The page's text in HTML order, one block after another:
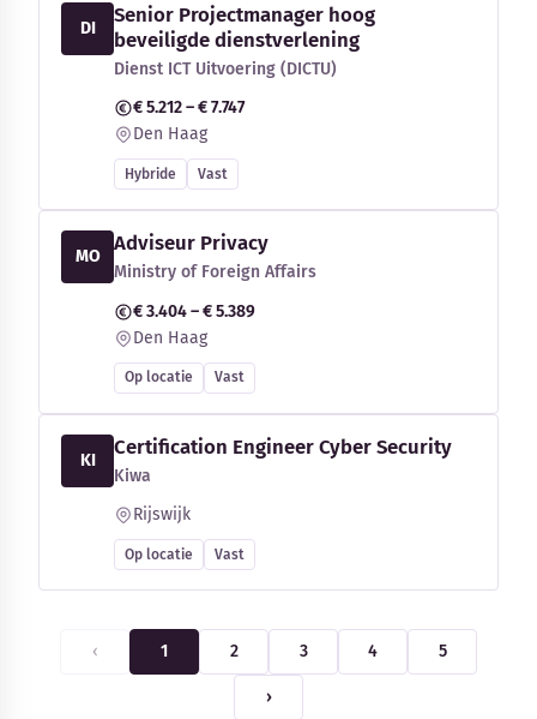
DI
Senior Projectmanager hoog
beveiligde dienstverlening
Dienst ICT Uitvoering (DICTU)
€ 5.212 – € 7.747
Den Haag
Hybride Vast
MO
Adviseur Privacy
Ministry of Foreign Affairs
€ 3.404 – € 5.389
Den Haag
Op locatie Vast
KI
Certification Engineer Cyber Security
Kiwa
Rijswijk
Op locatie Vast
‹ 1 2 3 4 5
›